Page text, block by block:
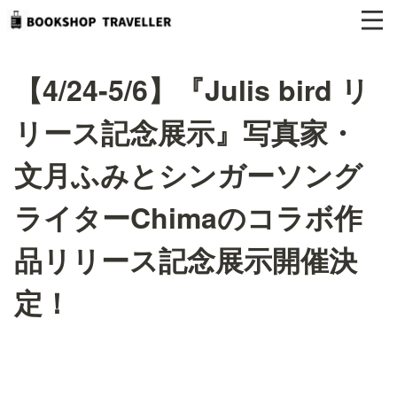
【4/24-5/6】『Julis bird リ
リース記念展示』写真家・
文月ふみとシンガーソング
ライターChimaのコラボ作
品リリース記念展示開催決
定！